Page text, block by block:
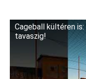
Cageball kültéren
tavaszig!